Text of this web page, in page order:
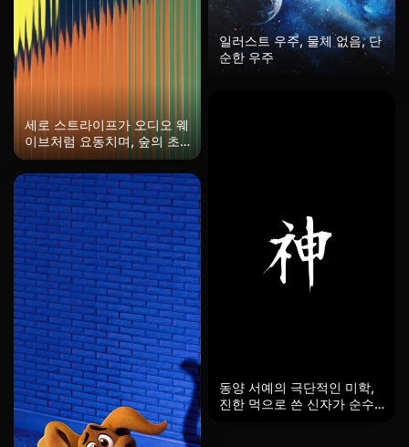
세로 스트라이프가 오디오 웨
이브처럼 요동치며, 숲의 초
록, 캐러멜 오렌지, 레몬 옐로
우, 심해 블루의 네 가지 색상
이 격렬하게 충돌합니다. 픽
셀 스트레칭 효과가 역동적인
비주얼 장력을 만들어 내며,
복고풍 디지털 고장 아트와
사운드 시각화가 결합됩니다.
팝 아트 스타일의 대담한 붓
터치가 정적인 경계를 허물
고, 벽지로써 매우 장식적이
며, 잠금 화면에서는 추상화
처럼 시선을 끌어당깁니다.
일러스트 우주, 물체 없음, 단
순한 우주
동양 서예의 극단적인 미학,
진한 먹으로 쓴 신자가 순수